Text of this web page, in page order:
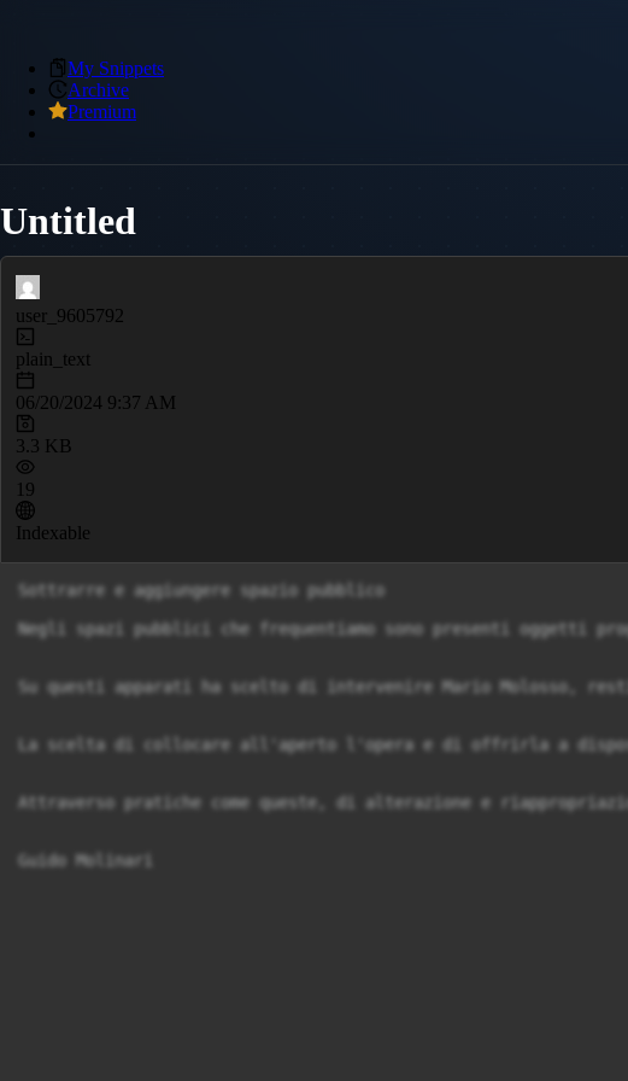
My Snippets
Archive
Premium
Untitled
user_9605792
plain_text
06/20/2024 9:37 AM
3.3 KB
19
Indexable
Sottrarre e aggiungere spazio pubblico
Negli spazi pubblici che frequentiamo sono presenti
Su questi apparati ha scelto di intervenire Mario Molosso,
La scelta di collocare all'aperto l'opera e di offrirla a
Attraverso pratiche come queste, di alterazione e
Guido Molinari